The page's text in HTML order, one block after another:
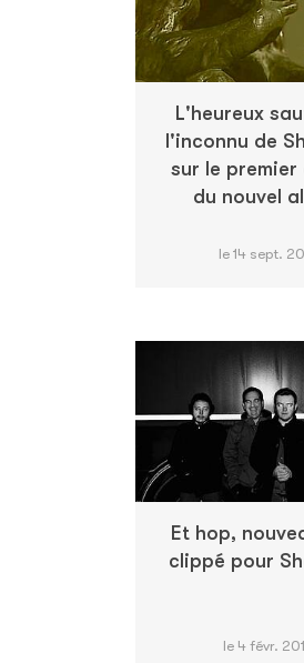
L'heureux
l'inconnu de
sur le
du nouvel
le 14 sept.
Et hop,
clippé pour
le 4 févr.